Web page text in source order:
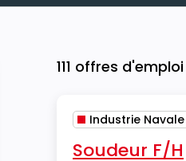
111 offres d'emploi
Industrie Navale
Soudeur F/H